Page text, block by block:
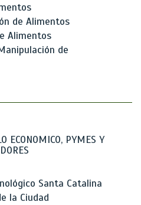
de Alimentos
Alimentos
de
ECONOMICO, PYMES Y
Santa Catalina
la Ciudad